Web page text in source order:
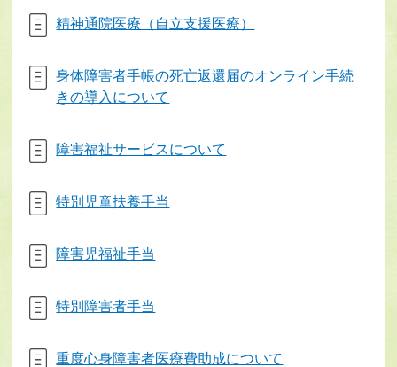
精神通院医療（自立支援医療）
身体障害者手帳の死亡返還届のオンライン手続
きの導入について
障害福祉サービスについて
特別児童扶養手当
障害児福祉手当
特別障害者手当
重度心身障害者医療費助成について